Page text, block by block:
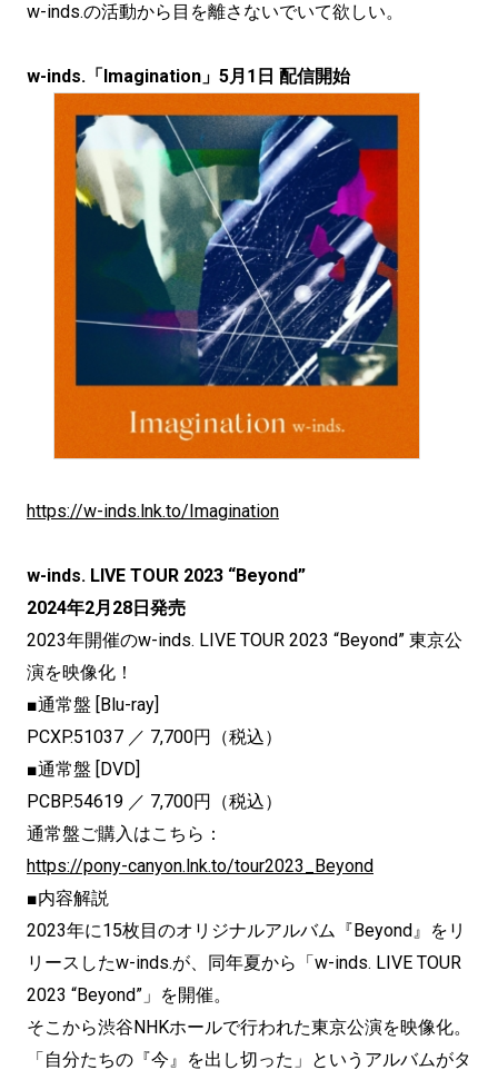
w-inds.の活動から目を離さないでいて欲しい。
w-inds.「Imagination」5月1日 配信開始
https://w-inds.lnk.to/Imagination
w-inds. LIVE TOUR 2023 “Beyond”
2024年2月28日発売
2023年開催のw-inds. LIVE TOUR 2023 “Beyond” 東京公
演を映像化！
■通常盤 [Blu-ray]
PCXP.51037 ／ 7,700円（税込）
■通常盤 [DVD]
PCBP.54619 ／ 7,700円（税込）
通常盤ご購入はこちら：
https://pony-canyon.lnk.to/tour2023_Beyond
■内容解説
2023年に15枚目のオリジナルアルバム『Beyond』をリ
リースしたw-inds.が、同年夏から「w-inds. LIVE TOUR
2023 “Beyond”」を開催。
そこから渋谷NHKホールで行われた東京公演を映像化。
「自分たちの『今』を出し切った」というアルバムがタ